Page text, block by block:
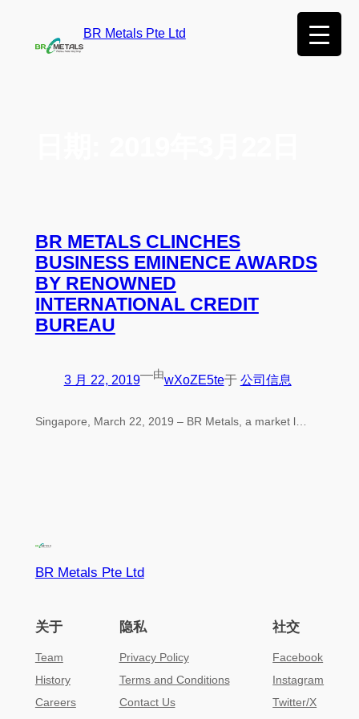
BR Metals Pte Ltd
BR METALS CLINCHES
BUSINESS EMINENCE AWARDS
BY RENOWNED
INTERNATIONAL CREDIT
BUREAU
3 月 22, 2019—由wXoZE5te于 公司信息
Singapore, March 22, 2019 – BR Metals, a market l…
BR Metals Pte Ltd
关于
Team
History
Careers
隐私
Privacy Policy
Terms and Conditions
Contact Us
社交
Facebook
Instagram
Twitter/X